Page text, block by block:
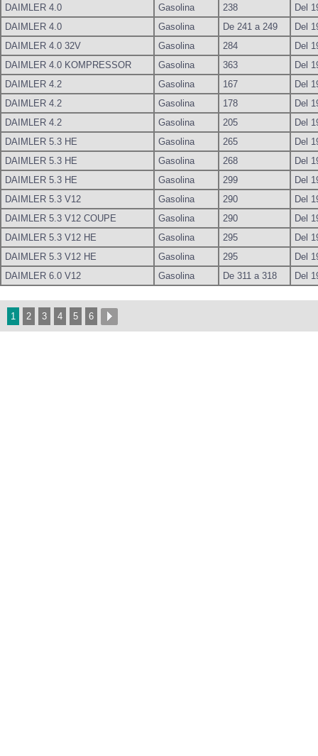
DAIMLER 4.0
Gasolina 238
Del
DAIMLER 4.0
Gasolina De 241 a 249
Del
DAIMLER 4.0 32V
Gasolina 284
Del
DAIMLER 4.0 KOMPRESSOR
Gasolina 363
Del
DAIMLER 4.2
Gasolina 167
Del
DAIMLER 4.2
Gasolina 178
Del
DAIMLER 4.2
Gasolina 205
Del
DAIMLER 5.3 HE
Gasolina 265
Del
DAIMLER 5.3 HE
Gasolina 268
Del
DAIMLER 5.3 HE
Gasolina 299
Del
DAIMLER 5.3 V12
Gasolina 290
Del
DAIMLER 5.3 V12 COUPE
Gasolina 290
Del
DAIMLER 5.3 V12 HE
Gasolina 295
Del
DAIMLER 5.3 V12 HE
Gasolina 295
Del
DAIMLER 6.0 V12
Gasolina De 311 a 318 Del
1 2 3 4 5 6